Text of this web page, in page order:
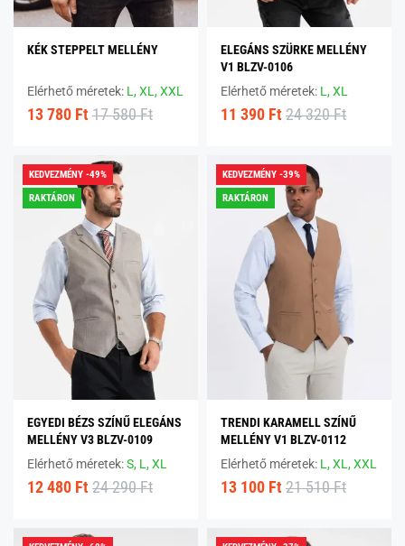
KÉK STEPPELT MELLÉNY
Elérhető méretek: L,XL,XXL
13 780 Ft 17 580 Ft
ELEGÁNS SZÜRKE MELLÉNY
V1 BLZV-0106
Elérhető méretek: L,XL
11 390 Ft 24 320 Ft
KEDVEZMÉNY -49%
RAKTÁRON
EGYEDI BÉZS SZÍNŰ ELEGÁNS
MELLÉNY V3 BLZV-0109
Elérhető méretek:S, L,XL
12 480 Ft 24 290 Ft
KEDVEZMÉNY -39%
RAKTÁRON
TRENDI KARAMELL SZÍNŰ
MELLÉNY V1 BLZV-0112
Elérhető méretek: L,XL,XXL
13 100 Ft 21 510 Ft